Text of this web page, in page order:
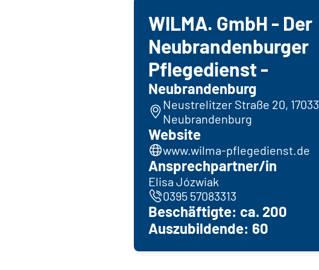
WILMA. GmbH - Der
Neubrandenburger
Pflegedienst -
Neubrandenburg
Neustrelitzer Straße 20, 17033
Neubrandenburg
Website
www.wilma-pflegedienst.de
Ansprechpartner/in
Elisa Józwiak
0395 57083313
Beschäftigte: ca. 200
Auszubildende: 60